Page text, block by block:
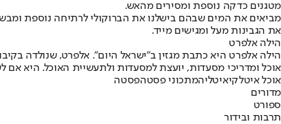
מטגנים כדקה נוספת ומסירים מהאש.
מביאים את המים שבהם בישלנו את הברוקולי לרתיחה נוספת
את הגבינות מעל ומגישים מייד.
הילה אלפרט
הילה אלפרט היא כתבת מגזין ב"ישראל היום". אלפרט, שנולדה
אוכל ומדריכי מסעדות, יועצת למסעדות ולתעשיית האוכל. היא אם
אוכל איטלקיאיטליהמתכוני פסטהפסטה
מדורים
ספורט
תרבות ובידור